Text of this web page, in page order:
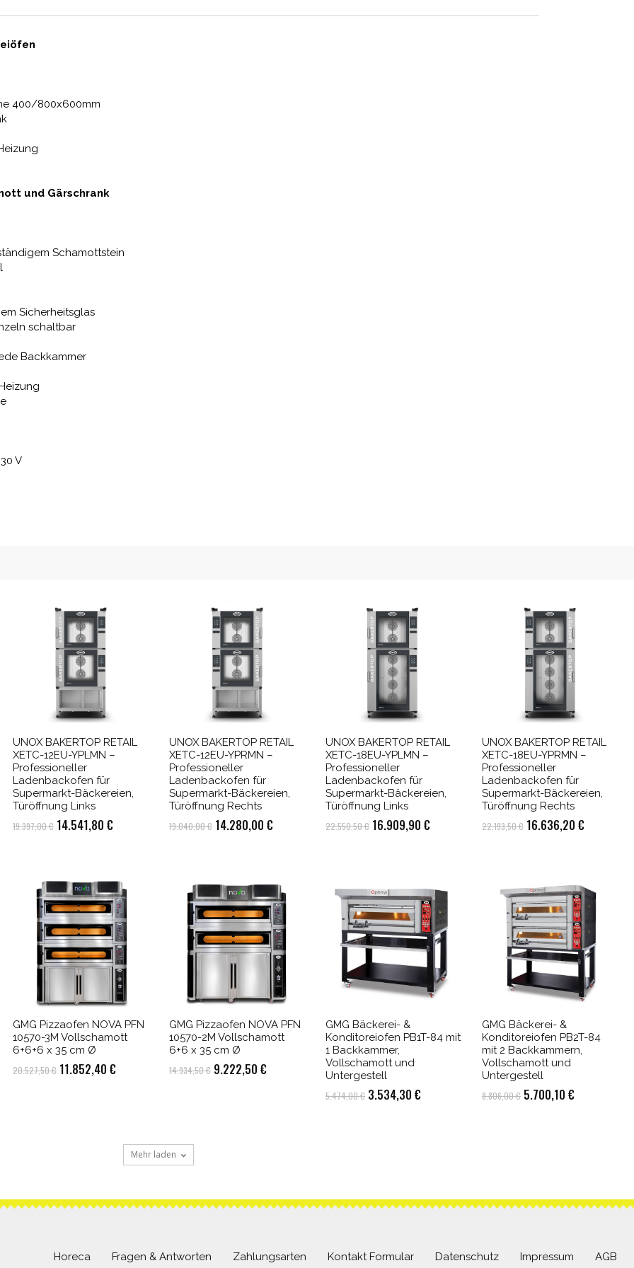
400/800x600mm
und Gärschrank
Schamottstein
Sicherheitsglas
schaltbar
Backkammer
V
UNOX BAKERTOP RETAIL
XETC-12EU-YPLMN –
Professioneller
Ladenbackofen für
Supermarkt-Bäckereien,
Türöffnung Links
19.397,00€ Ursprünglicher
19.397,00 €
14.541,80 €Aktueller
14.541,80 €.
UNOX BAKERTOP RETAIL
XETC-12EU-YPRMN –
Professioneller
Ladenbackofen für
Supermarkt-Bäckereien,
Türöffnung Rechts
19.040,00€ Ursprünglicher
19.040,00 €
14.280,00 €Aktueller
14.280,00 €.
UNOX BAKERTOP RETAIL
XETC-18EU-YPLMN –
Professioneller
Ladenbackofen für
Supermarkt-Bäckereien,
Türöffnung Links
22.550,50€ Ursprünglicher
16.909,90 €Aktueller
UNOX BAKERTOP RETAIL
XETC-18EU-YPRMN –
Professioneller
Ladenbackofen für
Supermarkt-Bäckereien,
Türöffnung Rechts
22.193,50€ Ursprünglicher
22.193,50 €
16.636,20 €Aktueller
GMG Pizzaofen NOVA PFN
10570-3M Vollschamott
6+6+6 x 35 cm Ø
20.527,50€ Ursprünglicher
11.852,40 €Aktueller
GMG Pizzaofen NOVA PFN
10570-2M Vollschamott
6+6 x 35 cm Ø
14.934,50€ Ursprünglicher
9.222,50 €Aktueller
GMG Bäckerei- &
Konditoreiofen PB1T-84 mit
1 Backkammer,
Vollschamott und
Untergestell
5.474,00€ Ursprünglicher
3.534,30 €Aktueller
GMG Bäckerei- &
Konditoreiofen PB2T-84
mit 2 Backkammern,
Vollschamott und
Untergestell
8.806,00€ Ursprünglicher
5.700,10 €Aktueller
Mehr laden
Horeca Fragen & Antworten Zahlungsarten Kontakt Formular Datenschutz Impressum AGB